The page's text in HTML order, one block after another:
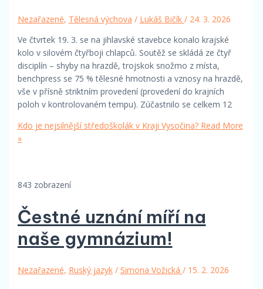
Nezařazené, Tělesná výchova / Lukáš Bičík / 24. 3. 2026
Ve čtvrtek 19. 3. se na jihlavské stavebce konalo krajské
kolo v silovém čtyřboji chlapců. Soutěž se skládá ze čtyř
disciplín – shyby na hrazdě, trojskok snožmo z místa,
benchpress se 75 % tělesné hmotnosti a vznosy na hrazdě,
vše v přísně striktním provedení (provedení do krajních
poloh v kontrolovaném tempu). Zúčastnilo se celkem 12
Kdo je nejsilnější středoškolák v Kraji Vysočina?Read More
»
843 zobrazení
Čestné uznání míří na
naše gymnázium!
Nezařazené, Ruský jazyk/ Simona Vožická / 15. 2. 2026